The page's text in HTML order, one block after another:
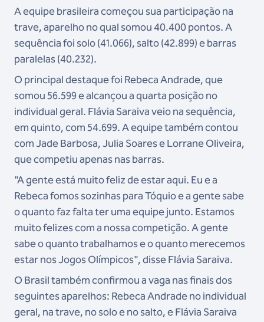
A equipe brasileira começou sua participação na
trave, aparelho no qual somou 40.400 pontos. A
sequência foi solo (41.066), salto (42.899) e barras
paralelas (40.232).
O principal destaque foi Rebeca Andrade, que
somou 56.599 e alcançou a quarta posição no
individual geral. Flávia Saraiva veio na sequência,
em quinto, com 54.699. A equipe também contou
com Jade Barbosa, Julia Soares e Lorrane Oliveira,
que competiu apenas nas barras.
"A gente está muito feliz de estar aqui. Eu e a
Rebeca fomos sozinhas para Tóquio e a gente sabe
o quanto faz falta ter uma equipe junto. Estamos
muito felizes com a nossa competição. A gente
sabe o quanto trabalhamos e o quanto merecemos
estar nos Jogos Olímpicos", disse Flávia Saraiva.
O Brasil também confirmou a vaga nas finais dos
seguintes aparelhos: Rebeca Andrade no individual
geral, na trave, no solo e no salto, e Flávia Saraiva